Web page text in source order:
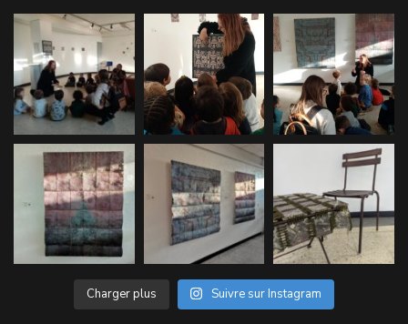
Charger plus Suivre sur Instagram